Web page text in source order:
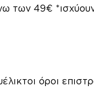
των 49€ *ισχύουν
όροι